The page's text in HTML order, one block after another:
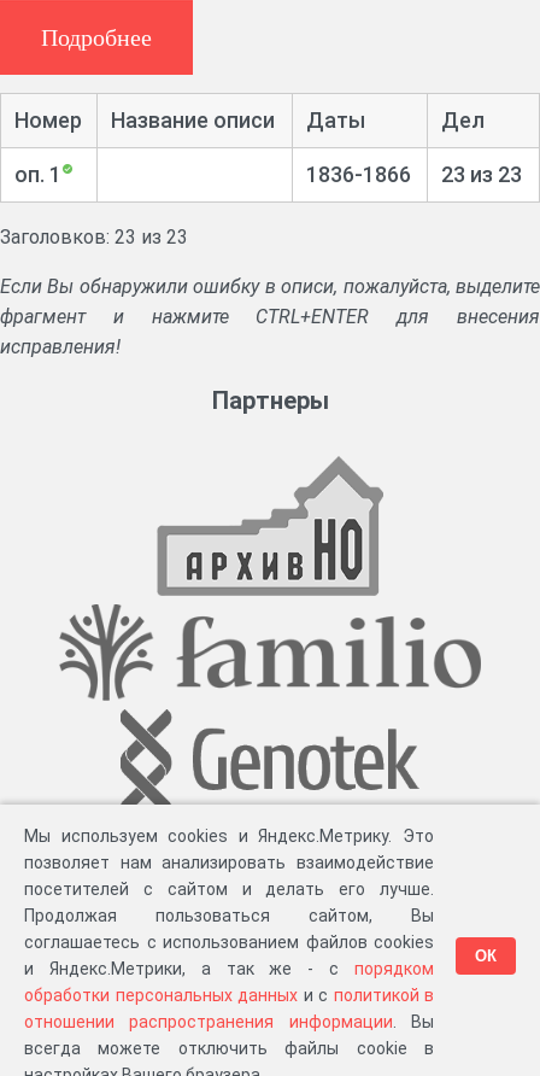
Историческая справка:
Учреждены в 1831 г.
из уездного предводителя дворянства, предводителя
дворянства ближайшего приписного уезда, городничего,
военного приемщика и медицинского чиновника.
присутствию.
Упразднены в 1874 г. в связи с учреждением уездных по
В составе фонда имеются учетные рекрутские книги и
переписка о рекрутском наборе.
Вспомогательный НСА:
География: Корчева город,
Корчевской уезд, Тверская губерния
Тематика: армия, воинская повинность, Корчевское
уездное рекрутское присутствие, рекруты, уездное
рекрутское присутствие
Постоянная ссылка:
https://archives.tverreg.ru/infres/-/archive/gato/505
Подробнее
Номер Название описи Даты Дел
оп. 1 1836-1866 23 из 23
Заголовков: 23 из 23
Если Вы обнаружили ошибку в описи, пожалуйста, выделите
фрагмент и нажмите CTRL+ENTER для внесения
исправления!
Партнеры
Разработка компании «Великіе предки», 2023-2026 гг. Блог.Суть проекта
Персональные данные.Распространение информации . ЧаВО. Сборка 111.35
Мы используем cookies и Яндекс.Метрику. Это
позволяет нам анализировать взаимодействие
посетителей с сайтом и делать его лучше.
Продолжая пользоваться сайтом, Вы
соглашаетесь с использованием файлов cookies
и Яндекс.Метрики, а так же - с порядком
обработки персональных данных и с политикой в
отношении распространения информации . Вы
всегда можете отключить файлы cookie в
ОК
в «Мои документы»